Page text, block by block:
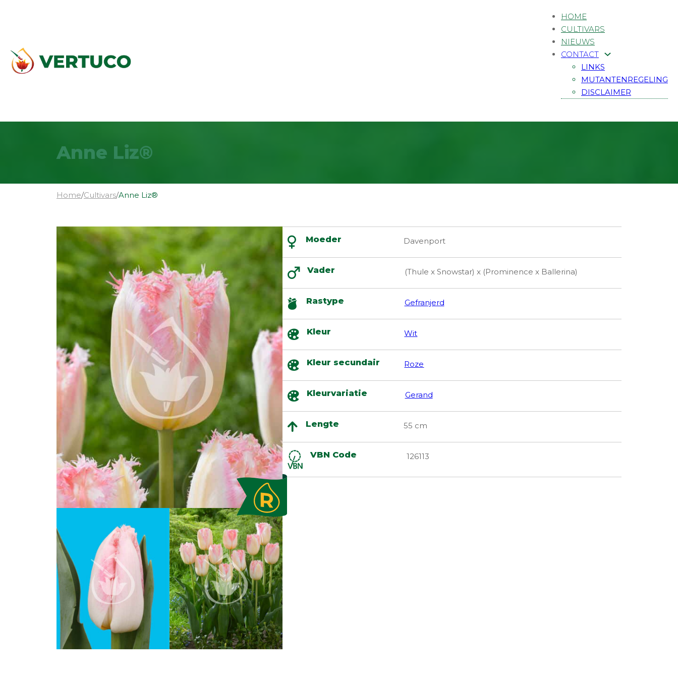
HOME
CULTIVARS
NIEUWS
CONTACT
LINKS
MUTANTENREGELING
DISCLAIMER
Anne Liz®
Home/Cultivars/Anne Liz®
Moeder Davenport
Vader (Thule x Snowstar) x (Prominence x Ballerina)
Rastype Gefranjerd
Kleur Wit
Kleur secundair Roze
Kleurvariatie Gerand
Lengte 55 cm
VBN Code 126113